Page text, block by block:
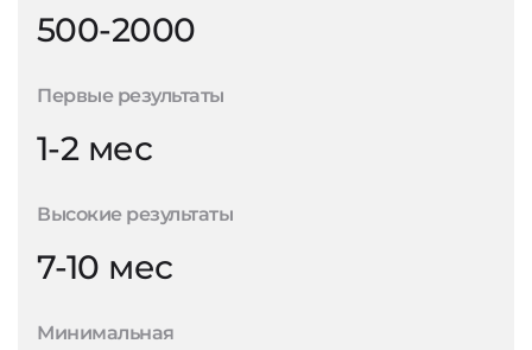
500-2000
Первые результаты
1-2 мес
Высокие результаты
7-10 мес
Минимальная